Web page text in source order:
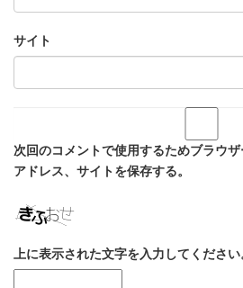
サイト
次回のコメントで使用するためブラウ
アドレス、サイトを保存する。
上に表示された文字を入力してください